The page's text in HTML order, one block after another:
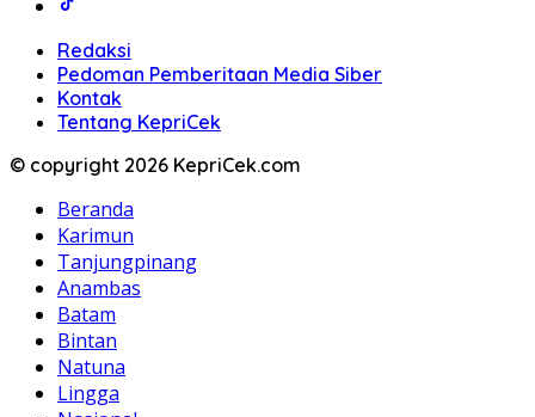
Redaksi
Pedoman Pemberitaan Media Siber
Kontak
Tentang KepriCek
© copyright 2026 KepriCek.com
Beranda
Karimun
Tanjungpinang
Anambas
Batam
Bintan
Natuna
Lingga